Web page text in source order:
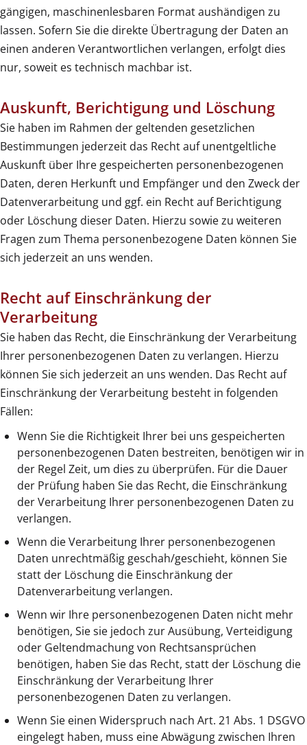
gängigen, maschinenlesbaren Format aushändigen zu
lassen. Sofern Sie die direkte Übertragung der Daten an
einen anderen Verantwortlichen verlangen, erfolgt dies
nur, soweit es technisch machbar ist.
Auskunft, Berichtigung und Löschung
Sie haben im Rahmen der geltenden gesetzlichen
Bestimmungen jederzeit das Recht auf unentgeltliche
Auskunft über Ihre gespeicherten personenbezogenen
Daten, deren Herkunft und Empfänger und den Zweck der
Datenverarbeitung und ggf. ein Recht auf Berichtigung
oder Löschung dieser Daten. Hierzu sowie zu weiteren
Fragen zum Thema personenbezogene Daten können Sie
sich jederzeit an uns wenden.
Recht auf Einschränkung der
Verarbeitung
Sie haben das Recht, die Einschränkung der Verarbeitung
Ihrer personenbezogenen Daten zu verlangen. Hierzu
können Sie sich jederzeit an uns wenden. Das Recht auf
Einschränkung der Verarbeitung besteht in folgenden
Fällen:
Wenn Sie die Richtigkeit Ihrer bei uns gespeicherten
personenbezogenen Daten bestreiten, benötigen wir in
der Regel Zeit, um dies zu überprüfen. Für die Dauer
der Prüfung haben Sie das Recht, die Einschränkung
der Verarbeitung Ihrer personenbezogenen Daten zu
verlangen.
Wenn die Verarbeitung Ihrer personenbezogenen
Daten unrechtmäßig geschah/geschieht, können Sie
statt der Löschung die Einschränkung der
Datenverarbeitung verlangen.
Wenn wir Ihre personenbezogenen Daten nicht mehr
benötigen, Sie sie jedoch zur Ausübung, Verteidigung
oder Geltendmachung von Rechtsansprüchen
benötigen, haben Sie das Recht, statt der Löschung die
Einschränkung der Verarbeitung Ihrer
personenbezogenen Daten zu verlangen.
Wenn Sie einen Widerspruch nach Art. 21 Abs. 1 DSGVO
eingelegt haben, muss eine Abwägung zwischen Ihren